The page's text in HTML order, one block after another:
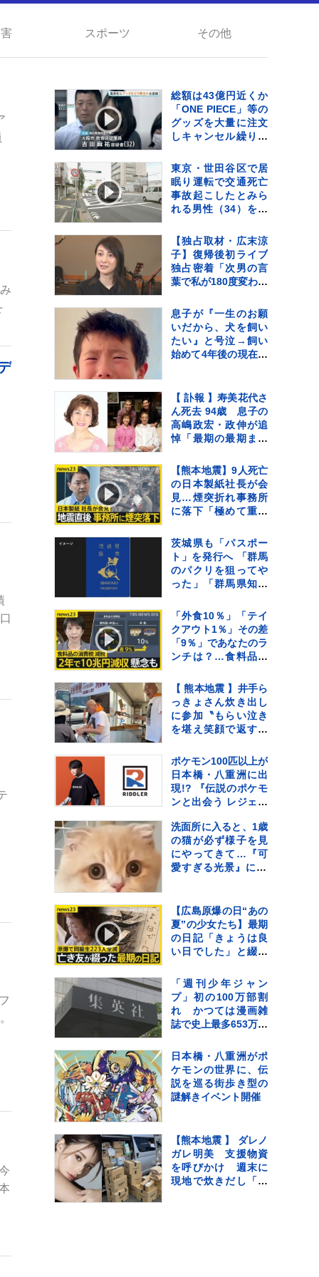
スポーツ その他
総額は43億円近くか
「ONE PIECE」等の
グッズを大量に注文
しキャンセル繰り返
疑いで女（32）逮捕
「日々の生活でスト
レスたまり」 警視庁
東京・世田谷区で居
眠り運転で交通死亡
事故起こしたとみら
れる男性（34）を書
睡眠時無呼吸症候
群 危険運転致死疑い
でも捜査
【独占取材・広末涼
子】復帰後初ライブ
独占密着「次男の言
葉で私が180度変わっ
断させた“次男の言
葉”（特別インタビュ
ー）
息子が『一生のお願
いだから、犬を飼い
たい』と号泣→飼い
始めて4年後の現在…
「素敵」「愛溢れて
る」
【 訃報 】寿美花代さ
ん死去 94歳 息子の
高嶋政宏・政伸が追
悼「最期の最期まで
た母でした」
【熊本地震】9人死亡
の日本製紙社長が会
見…煙突折れ事務所
に落下「極めて重く
などで続く断水解消
のカギは“配水
管”【news23】
茨城県も「パスポー
ト」を発行へ 「群馬
のパクリを狙ってや
った」「群馬県知事
「外食10％」「テイ
クアウト1％」その差
「9％」であなたのラ
ンチは？…食料品の
の基本方針を政府が
閣議決定【news23】
【 熊本地震 】井手ら
っきょさん炊き出し
に参加〝もらい泣き
を堪え笑顔で返すの
も被害に
ポケモン100匹以上が
日本橋・八重洲に出
現!? 『伝説のポケモ
ンと出会う レジェン
吾率いる
「RIDDLER」制作の
謎解きイベントも実
施
洗面所に入ると、1歳
の猫が必ず様子を見
にやってきて…『可
愛すぎる光景』に22
に見てるねｗ」
【広島原爆の日“あの
夏”の少女たち】最期
の日記「きょうは良
い日でした」と綴っ
223人全滅”残された
少女の葛藤
【news23】
「週刊少年ジャン
プ」初の100万部割
れ かつては漫画雑
誌で史上最多653万部
100万部超えゼロに
日本橋・八重洲がポ
ケモンの世界に、伝
説を巡る街歩き型の
謎解きイベント開催
【熊本地震 】 ダレノ
ガレ明美 支援物資
を呼びかけ 週末に
現地で炊きだし「た